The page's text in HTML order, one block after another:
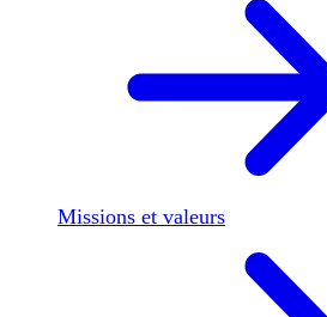
Missions et valeurs